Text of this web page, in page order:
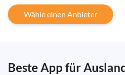
Wähle einen Anbieter
Beste App für